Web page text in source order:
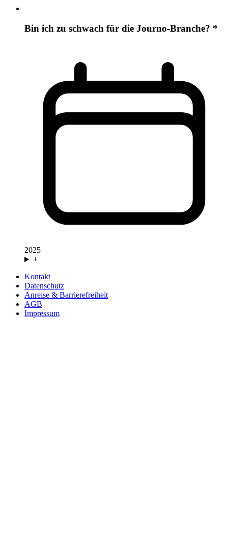
Bin ich zu schwach für die Journo-Branche? *
2025
+
Kontakt
Datenschutz
Anreise & Barrierefreiheit
AGB
Impressum